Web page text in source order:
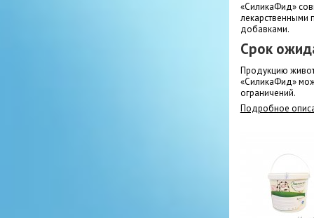
«СиликаФид»
лекарственными
добавками.
Срок
Продукцию
«СиликаФид»
ограничений.
Подробное